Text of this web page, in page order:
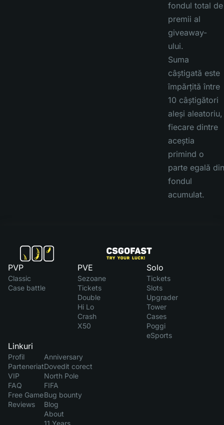
fondul total de
premii al
giveaway-
ului.
Suma
câștigată este
împărțită între
10 câștigători
aleși aleatoriu,
fiecare dintre
aceștia
primind o
parte egală din
fondul
acumulat.
PVP
Classic
Case battle
PVE
Sezoane
Tickets
Double
Hi Lo
Crash
X50
Solo
Tickets
Slots
Upgrader
Tower
Cases
Poggi
eSports
Linkuri
Profil
Parteneriat
VIP
FAQ
Free Game
Reviews
Anniversary
Dovedit corect
North Pole
FIFA
Bug bounty
Blog
About
11 Years